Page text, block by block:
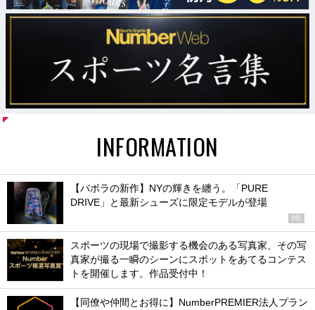
INFORMATION
【バボラの新作】NYの輝きを纏う。「PURE
DRIVE」と最新シューズに限定モデルが登場
PR
スポーツの現場で撮影する機会のある写真家、その写
真家が撮る一瞬のシーンにスポットをあてるコンテス
トを開催します。作品受付中！
【同僚や仲間とお得に】NumberPREMIER法人プラン